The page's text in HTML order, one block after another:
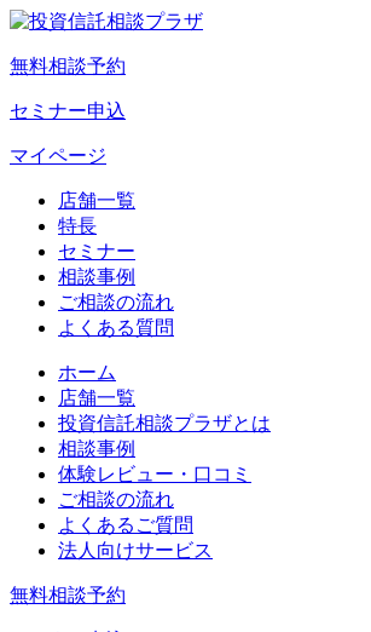
無料相談予約
セミナー申込
マイページ
店舗一覧
特長
セミナー
相談事例
ご相談の流れ
よくある質問
ホーム
店舗一覧
投資信託相談プラザとは
相談事例
体験レビュー・口コミ
ご相談の流れ
よくあるご質問
法人向けサービス
無料相談予約